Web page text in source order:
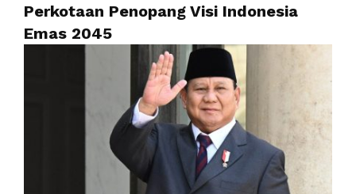
Perkotaan Penopang Visi Indonesia
Emas 2045